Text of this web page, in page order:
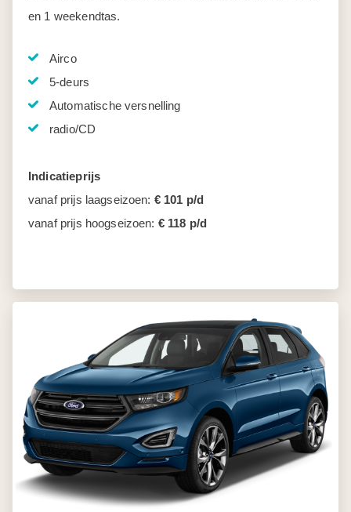
en 1 weekendtas.
Airco
5-deurs
Automatische versnelling
radio/CD
Indicatieprijs
vanaf prijs laagseizoen: € 101 p/d
vanaf prijs hoogseizoen: € 118 p/d